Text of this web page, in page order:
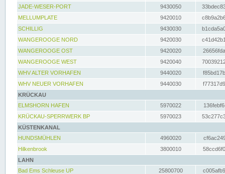
JADE-WESER-PORT
9430050
MELLUMPLATE
9420010
SCHILLIG
9430030
WANGEROOGE NORD
9420030
WANGEROOGE OST
9420020
WANGEROOGE WEST
9420040
WHV ALTER VORHAFEN
9440020
WHV NEUER VORHAFEN
9440030
KRÜCKAU
ELMSHORN HAFEN
5970022
KRÜCKAU-SPERRWERK BP
5970023
KÜSTENKANAL
HUNDSMÜHLEN
4960020
Hilkenbrook
3800010
LAHN
Bad Ems Schleuse UP
25800700